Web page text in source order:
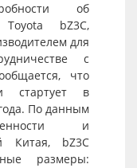
об
Toyota bZ3C,
для
с
что
стартует в
По данным
и
Китая, bZ3C
размеры: